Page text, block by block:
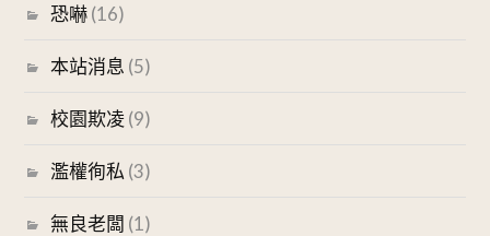
恐嚇(16)
本站消息 (5)
校園欺凌(9)
濫權徇私 (3)
無良老闆 (1)